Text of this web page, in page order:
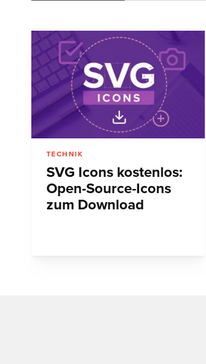
TECHNIK
SVG Icons kostenlos:
Open-Source-Icons
zum Download